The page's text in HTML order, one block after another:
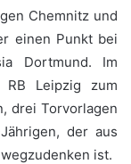
Chemnitz und
einen Punkt bei
Dortmund. Im
RB Leipzig zum
drei Torvorlagen
der aus
ist.